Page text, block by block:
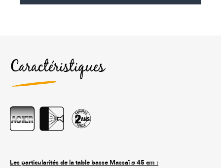
Caractéristiques
Les particularités de la table basse Massaï ø 45 cm :